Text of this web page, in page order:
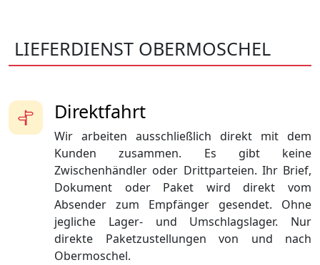
LIEFERDIENST OBERMOSCHEL
Direktfahrt
Wir arbeiten ausschließlich direkt mit dem
Kunden zusammen. Es gibt keine
Zwischenhändler oder Drittparteien. Ihr Brief,
Dokument oder Paket wird direkt vom
Absender zum Empfänger gesendet. Ohne
jegliche Lager- und Umschlagslager. Nur
direkte Paketzustellungen von und nach
Obermoschel.